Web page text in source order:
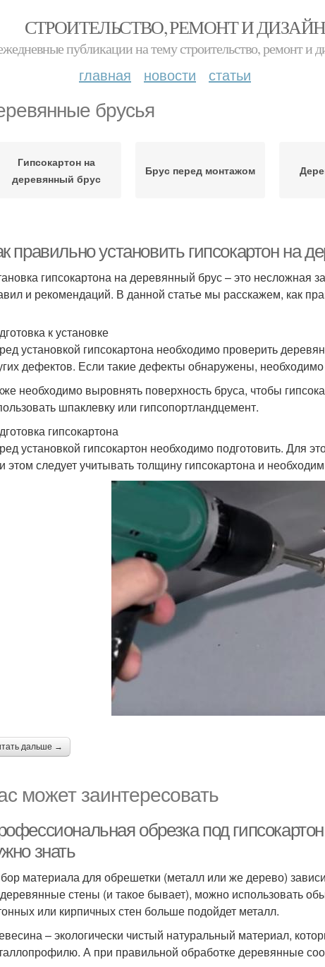
СТРОИТЕЛЬСТВО, РЕМОНТ И ДИЗАЙН
публикации на тему строительство, ремонт и
главная новости статьи
брусья
Гипсокартон на
деревянный брус
Брус перед монтажом
правильно установить гипсокартон на
гипсокартона на деревянный брус – это несложная
и рекомендаций. В данной статье мы расскажем, как
к установке
установкой гипсокартона необходимо проверить
дефектов. Если такие дефекты обнаружены, необходимо
необходимо выровнять поверхность бруса, чтобы
шпаклевку или гипсопортландцемент.
гипсокартона
установкой гипсокартон необходимо подготовить. Для
этом следует учитывать толщину гипсокартона и
дальше →
может заинтересовать
обрезка под
знать
материала для обрешетки (металл или же дерево)
стены (и такое бывает), можно использовать
или кирпичных стен больше подойдет металл.
– экологически чистый натуральный материал,
А при правильной обработке деревянные